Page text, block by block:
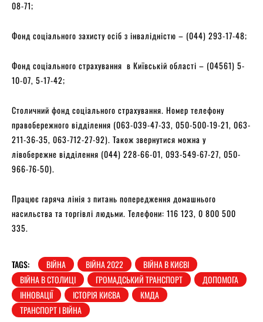
08-71;
Фонд соціального захисту осіб з інвалідністю – (044) 293-17-48;
Фонд соціального страхування в Київській області – (04561) 5-
10-07, 5-17-42;
Столичний фонд соціального страхування. Номер телефону
правобережного відділення (063-039-47-33, 050-500-19-21, 063-
211-36-35, 063-712-27-92). Також звернутися можна у
лівобережне відділення (044) 228-66-01, 093-549-67-27, 050-
966-76-50).
Працює гаряча лінія з питань попередження домашнього
насильства та торгівлі людьми. Телефони: 116 123, 0 800 500
335.
TAGS: ВІЙНА ВІЙНА 2022
ВІЙНА В КИЄВІ
ВІЙНА В СТОЛИЦІ
ГРОМАДСЬКИЙ ТРАНСПОРТ
ДОПОМОГА
ІННОВАЦІЇ
ІСТОРІЯ КИЄВА
КМДА
ТРАНСПОРТ І ВІЙНА